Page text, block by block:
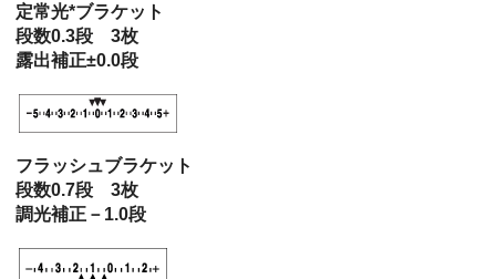
定常光*ブラケット
段数0.3段 3枚
露出補正±0.0段
フラッシュブラケット
段数0.7段 3枚
調光補正－1.0段